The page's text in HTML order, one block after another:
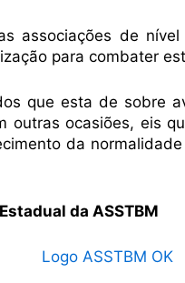
associações de
para combater
que esta de sobre
outras ocasiões, eis
da
da ASSTBM